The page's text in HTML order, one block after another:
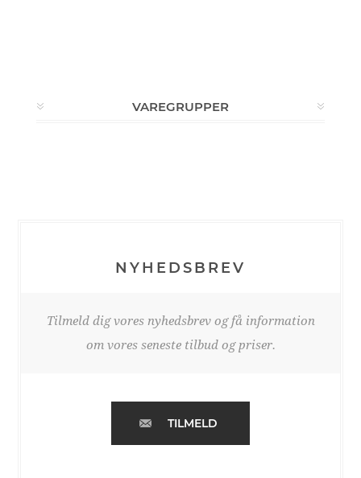
VAREGRUPPER
NYHEDSBREV
Tilmeld dig vores nyhedsbrev og få information
om vores seneste tilbud og priser.
TILMELD